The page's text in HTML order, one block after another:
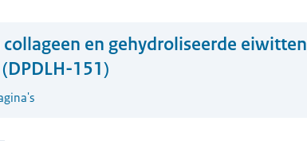
en gehydroliseerde eiwitten
151)